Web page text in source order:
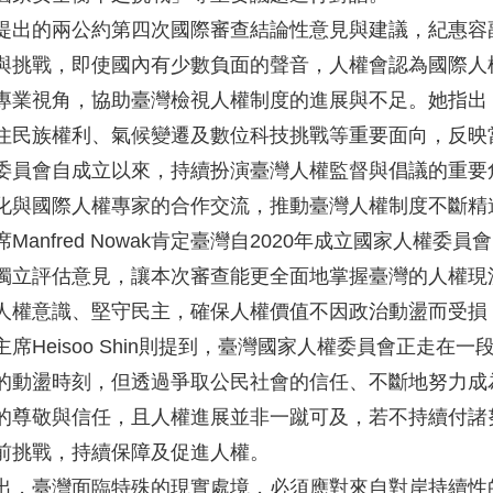
出的兩公約第四次國際審查結論性意見與建議，紀惠
挑戰，即使國內有少數負面的聲音，人權會認為國際
業視角，協助臺灣檢視人權制度的進展與不足。她指
民族權利、氣候變遷及數位科技挑戰等重要面向，反
員會自成立以來，持續扮演臺灣人權監督與倡議的重
與國際人權專家的合作交流，推動臺灣人權制度不斷
Manfred Nowak肯定臺灣自2020年成立國家人權委員
立評估意見，讓本次審查能更全面地掌握臺灣的人權
權意識、堅守民主，確保人權價值不因政治動盪而受
席Heisoo Shin則提到，臺灣國家人權委員會正走在一
動盪時刻，但透過爭取公民社會的信任、不斷地努力
尊敬與信任，且人權進展並非一蹴可及，若不持續付
挑戰，持續保障及促進人權。
，臺灣面臨特殊的現實處境，必須應對來自對岸持續